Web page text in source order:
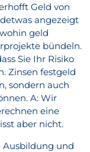
Geld von
angezeigt
geld
bündeln.
Sie Ihr Risiko
Zinsen festgeld
sondern auch
A: Wir
eine
aber nicht.
Ausbildung und